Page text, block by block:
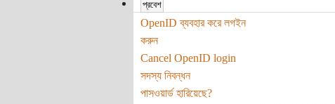
OpenID ব্যবহার করে লগইন
করুন
Cancel OpenID login
সদস্য নিবন্ধন
পাসওয়ার্ড হারিয়েছে?